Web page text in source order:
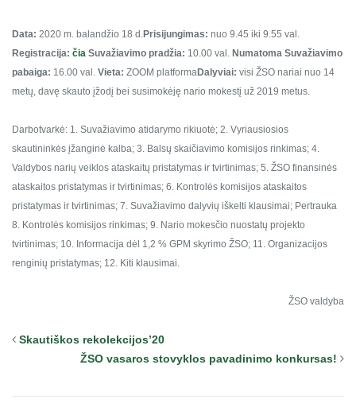
Data: 2020 m. balandžio 18 d.Prisijungimas: nuo 9.45 iki 9.55 val.
Registracija: čia Suvažiavimo pradžia: 10.00 val. Numatoma Suvažiavimo
pabaiga: 16.00 val. Vieta: ZOOM platformaDalyviai: visi ŽSO nariai nuo 14
metų, davę skauto įžodį bei susimokėję nario mokestį už 2019 metus.
Darbotvarkė: 1. Suvažiavimo atidarymo rikiuotė; 2. Vyriausiosios
skautininkės įžanginė kalba; 3. Balsų skaičiavimo komisijos rinkimas; 4.
Valdybos narių veiklos ataskaitų pristatymas ir tvirtinimas; 5. ŽSO finansinės
ataskaitos pristatymas ir tvirtinimas; 6. Kontrolės komisijos ataskaitos
pristatymas ir tvirtinimas; 7. Suvažiavimo dalyvių iškelti klausimai; Pertrauka
8. Kontrolės komisijos rinkimas; 9. Nario mokesčio nuostatų projekto
tvirtinimas; 10. Informacija dėl 1,2 % GPM skyrimo ŽSO; 11. Organizacijos
renginių pristatymas; 12. Kiti klausimai.
ŽSO valdyba
Skautiškos rekolekcijos’20
ŽSO vasaros stovyklos pavadinimo konkursas!